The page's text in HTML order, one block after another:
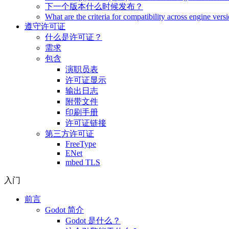
下一个版本什么时候发布？
What are the criteria for compatibility across engine
遵守许可证
什么是许可证？
需求
包含
演职员表
许可证显示
输出日志
附带文件
印刷手册
许可证链接
第三方许可证
FreeType
ENet
mbed TLS
入门
前言
Godot 简介
Godot 是什么？